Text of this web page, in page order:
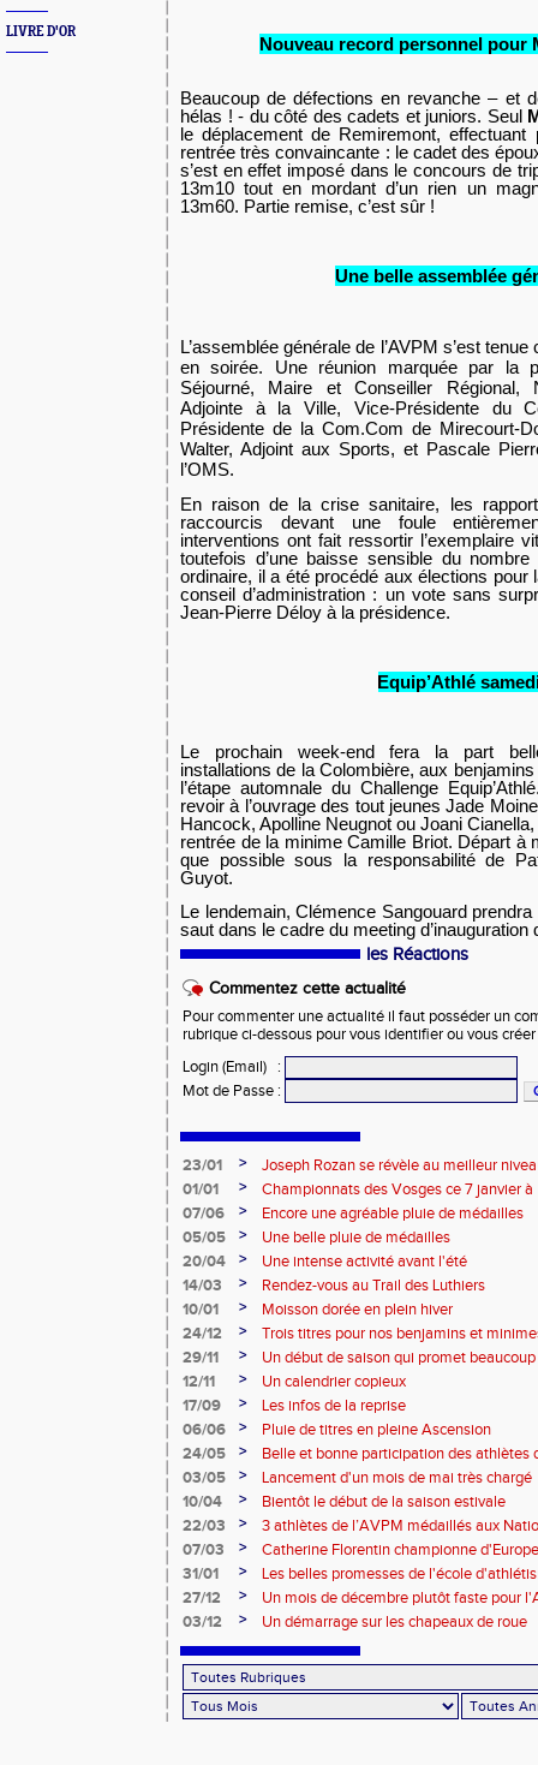
LIVRE D'OR
Nouveau record personnel pour
Beaucoup de défections en revanche – et
hélas ! - du côté des cadets et juniors. Seul
le déplacement de Remiremont,
rentrée très convaincante : le cadet des
s’est en effet imposé dans le concours de
13m10 tout en mordant d’un rien un
13m60. Partie remise, c’est sûr !
Une belle assemblée
L’assemblée générale de l’AVPM s’est
en soirée. Une réunion marquée par la
Séjourné, Maire et Conseiller Régional,
Adjointe à la Ville, Vice-Présidente du
Présidente de la Com.Com de Mirecourt-
Walter, Adjoint aux Sports, et Pascale
l’OMS.
En raison de la crise sanitaire, les
raccourcis devant une foule
interventions ont fait ressortir l’exemplaire
toutefois d’une baisse sensible du
ordinaire, il a été procédé aux élections pour
conseil d’administration : un vote sans
Jean-Pierre Déloy à la présidence.
Equip’Athlé
Le prochain week-end fera la part
installations de la Colombière, aux
l’étape automnale du Challenge
revoir à l’ouvrage des tout jeunes Jade
Hancock, Apolline Neugnot ou Joani
rentrée de la minime Camille Briot. Départ à
que possible sous la responsabilité de
Guyot.
Le lendemain, Clémence Sangouard
saut dans le cadre du meeting d’inauguration
les Réactions
Commentez cette actualité
Pour commenter une actualité il faut posséder un
rubrique ci-dessous pour vous identifier ou vous
Login (Email)
:
Mot de Passe :
23/01 >
Joseph Rozan se révèle au meilleur
01/01
>
Championnats des Vosges ce 7 janvier
07/06
>
Encore une agréable pluie de médailles
05/05
>
Une belle pluie de médailles
20/04
>
Une intense activité avant l'été
14/03
>
Rendez-vous au Trail des Luthiers
10/01
>
Moisson dorée en plein hiver
24/12
>
Trois titres pour nos benjamins et
29/11
>
Un début de saison qui promet beaucoup
12/11
>
Un calendrier copieux
17/09
>
Les infos de la reprise
06/06
>
Pluie de titres en pleine Ascension
24/05
>
Belle et bonne participation des athlètes
03/05
>
Lancement d'un mois de mai très chargé
10/04
>
Bientôt le début de la saison estivale
22/03
>
3 athlètes de l’AVPM médaillés aux
07/03
>
Catherine Florentin championne
31/01
>
Les belles promesses de l'école
27/12
>
Un mois de décembre plutôt faste pour
03/12
> Un démarrage sur les chapeaux de roue